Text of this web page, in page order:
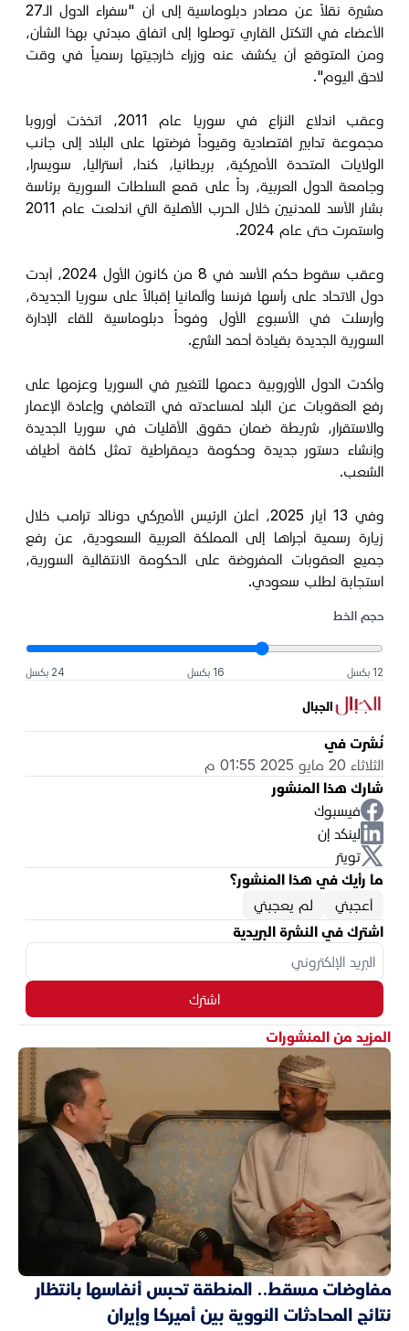
مشيرة نقلاً عن مصادر دبلوماسية إلى أن "سفراء الدول الـ27
الأعضاء في التكتل القاري توصلوا إلى اتفاق مبدئي بهذا الشأن،
ومن المتوقع أن يكشف عنه وزراء خارجيتها رسمياً في وقت
لاحق اليوم".
وعقب اندلاع النزاع في سوريا عام 2011، اتخذت أوروبا
مجموعة تدابير اقتصادية وقيوداً فرضتها على البلاد إلى جانب
الولايات المتحدة الأميركية، بريطانيا، كندا، أستراليا، سويسرا،
وجامعة الدول العربية، رداً على قمع السلطات السورية برئاسة
بشار الأسد للمدنيين خلال الحرب الأهلية التي اندلعت عام 2011
واستمرت حتى عام 2024.
وعقب سقوط حكم الأسد في 8 من كانون الأول 2024، أبدت
دول الاتحاد على رأسها فرنسا وألمانيا إقبالاً على سوريا الجديدة،
وأرسلت في الأسبوع الأول وفوداً دبلوماسية للقاء الإدارة
السورية الجديدة بقيادة أحمد الشرع.
وأكدت الدول الأوروبية دعمها للتغيير في السوريا وعزمها على
رفع العقوبات عن البلد لمساعدته في التعافي وإعادة الإعمار
والاستقرار، شريطة ضمان حقوق الأقليات في سوريا الجديدة
وإنشاء دستور جديدة وحكومة ديمقراطية تمثل كافة أطياف
الشعب.
وفي 13 أيار 2025، أعلن الرئيس الأميركي دونالد ترامب خلال
زيارة رسمية أجراها إلى المملكة العربية السعودية، عن رفع
جميع العقوبات المفروضة على الحكومة الانتقالية السورية،
استجابة لطلب سعودي.
حجم الخط
12 بكسل 16 بكسل 24 بكسل
الجبال
نُشرت في
الثلاثاء 20 مايو 2025 01:55 م
شارك هذا المنشور
فيسبوك
لينكد إن
تويتر
ما رأيك في هذا المنشور؟
أعجبني
لم يعجبني
اشترك في النشرة البريدية
اشترك
المزيد من المنشورات
مفاوضات مسقط.. المنطقة تحبس أنفاسها بانتظار
نتائج المحادثات النووية بين أميركا وإيران